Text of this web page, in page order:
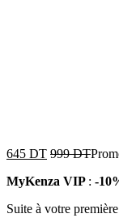
645 DT 999DT
MyKenza VIP : -
Suite à votre